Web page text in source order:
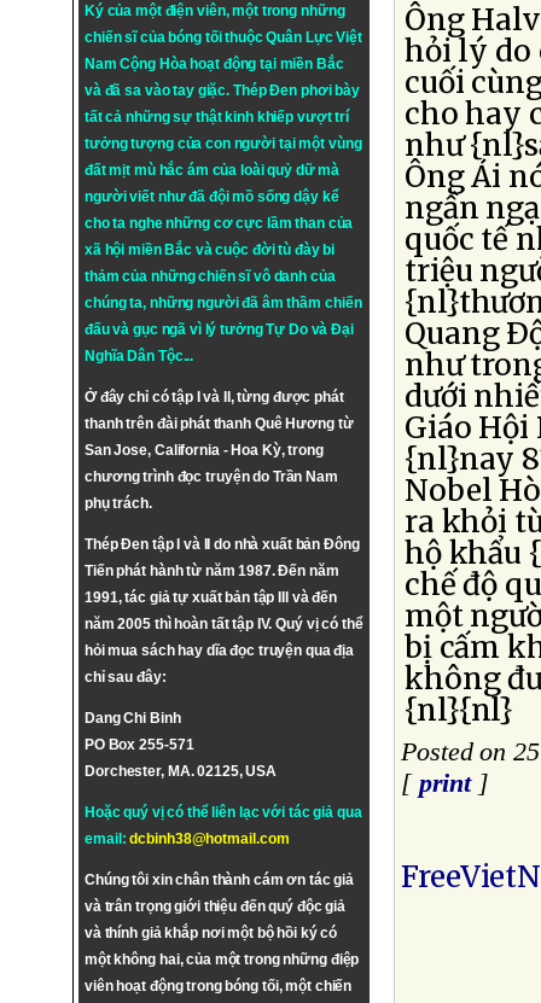
Ký của một điện viên, một trong những
chiến sĩ của bóng tối thuộc Quân Lực Việt
Nam Cộng Hòa hoạt động tại miền Bắc
và đã sa vào tay giặc. Thép Đen phơi bày
tất cả những sự thật kinh khiếp vượt trí
tưởng tượng của con người tại một vùng
đất mịt mù hắc ám của loài quỷ dữ mà
người viết như đã đội mồ sống dậy kể
cho ta nghe những cơ cực lầm than của
xã hội miền Bắc và cuộc đời tù đày bi
thảm của những chiến sĩ vô danh của
chúng ta, những người đã âm thầm chiến
đấu và gục ngã vì lý tưởngTự DovàĐại
Nghĩa Dân Tộc...
Ở đây chỉ có tập I và II, từng được phát
thanh trên đài phát thanh Quê Hương từ
San Jose, California - Hoa Kỳ, trong
chương trình đọc truyện do Trần Nam
phụ trách.
Thép Đen tập I và II do nhà xuất bản Đông
Tiến phát hành từ năm 1987. Đến năm
1991, tác giả tự xuất bản tập III và đến
năm 2005 thì hoàn tất tập IV. Quý vị có thể
hỏi mua sách hay dĩa đọc truyện qua địa
chỉ sau đây:
Dang Chi Binh
PO Box 255-571
Dorchester, MA. 02125, USA
Hoặc quý vị có thể liên lạc với tác giả qua
email:dcbinh38@hotmail.com
Chúng tôi xin chân thành cám ơn tác giả
và trân trọng giới thiệu đến quý độc giả
và thính giả khắp nơi một bộ hồi ký có
một không hai, của một trong những điệp
viên hoạt động trong bóng tối, một chiến
Ông
hỏi lý do
cuối
cho hay
như
Ông Ái
ngần
quốc tế
triệu
Quang
như
dưới
Giáo Hội
{nl}nay
Nobel
ra khỏi
hộ khẩu
chế độ
một
bị cấm
không
{nl}{nl}
Posted on
[ print]